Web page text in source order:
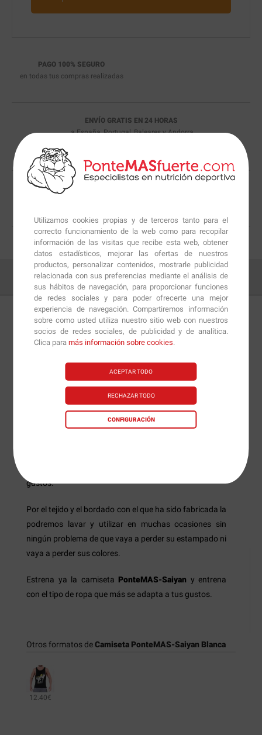
Utilizamos cookies propias y de terceros tanto para el
correcto funcionamiento de la web como para recopilar
información de las visitas que recibe esta web, obtener
datos estadísticos, mejorar las ofertas de nuestros
productos, personalizar contenidos, mostrarle publicidad
relacionada con sus preferencias mediante el análisis de
sus hábitos de navegación, para proporcionar funciones
de redes sociales y para poder ofrecerte una mejor
experiencia de navegación. Compartiremos información
sobre como usted utiliza nuestro sitio web con nuestros
socios de redes sociales, de publicidad y de analítica.
Clica paramás información sobre cookies.
ACEPTAR TODO
RECHAZAR TODO
CONFIGURACIÓN
PAGO 100% SEGURO
en todas tus compras realizadas
ENVÍO GRATIS EN 24 HORAS
a España, Portugal, Baleares y Andorra
¿LO HAS ENCONTRADO MÁS BARATO?
¡HABLEMOS!
Detalles Preguntas +Info
Esta es la camiseta
de la marca
PonteMASfuertecon la que podrás realizar los
entrenamientos de fitness de la forma más cómoda y
disfrutar de un diseño realmente atractivo. La camiseta
es de color negro con los tirantes abiertos para que su
gustos.
Por el tejido y el bordado con el que ha sido fabricada la
podremos lavar y utilizar en muchas ocasiones sin
ningún problema de que vaya a perder su estampado ni
vaya a perder sus colores.
Estrena ya la camiseta PonteMAS-Saiyan y entrena
con el tipo de ropa que más se adapta a tus gustos.
Otros formatos deCamiseta PonteMAS-Saiyan Blanca
12.40€